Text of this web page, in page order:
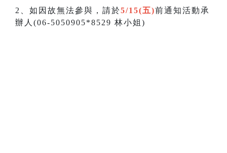
2、如因故無法參與，請於5/15(五)前通知活動承
辦人(06-5050905*8529 林小姐)